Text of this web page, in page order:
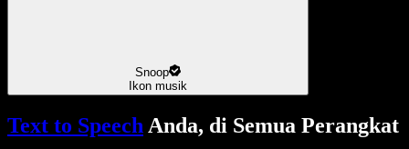
Snoop
Ikon musik
Text to SpeechAnda, di Semua Perangkat